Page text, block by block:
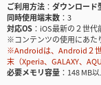
ご利用方法
ダウンロード
同時使用端末数
3
対応OS
iOS最新の２世
※コンテンツの使用にあた
※Androidは、Android２世
末（Xperia、GALAXY、
必要メモリ容量
148 MB